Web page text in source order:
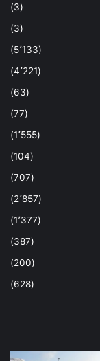
(3)
(3)
(5٬133)
(4٬221)
(63)
(77)
(1٬555)
(104)
(707)
(2٬857)
(1٬377)
(387)
(200)
(628)